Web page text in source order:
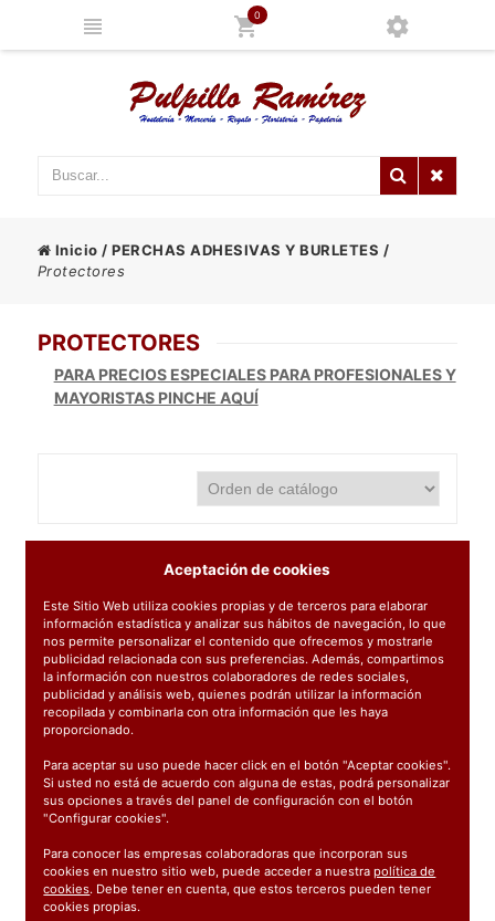
0
Inicio /PERCHAS ADHESIVAS Y BURLETES /
Protectores
PROTECTORES
PARA PRECIOS ESPECIALES PARA PROFESIONALES Y
MAYORISTAS PINCHE AQUÍ
93608: PROTECTOR ESQUINAS ROJO
400X20CM
3.35€
Aceptación de cookies
Este Sitio Web utiliza cookies propias y de terceros para elaborar
información estadística y analizar sus hábitos de navegación, lo que
nos permite personalizar el contenido que ofrecemos y mostrarle
publicidad relacionada con sus preferencias. Además, compartimos
la información con nuestros colaboradores de redes sociales,
publicidad y análisis web, quienes podrán utilizar la información
recopilada y combinarla con otra información que les haya
proporcionado.
Para aceptar su uso puede hacer click en el botón "Aceptar cookies".
Si usted no está de acuerdo con alguna de estas, podrá personalizar
sus opciones a través del panel de configuración con el botón
"Configurar cookies".
Para conocer las empresas colaboradoras que incorporan sus
cookies en nuestro sitio web, puede acceder a nuestrapolítica de
cookies. Debe tener en cuenta, que estos terceros pueden tener
cookies propias.